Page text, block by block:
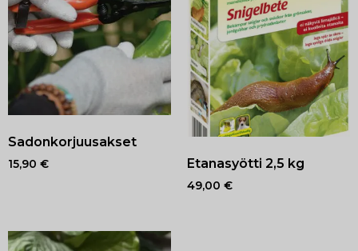
Sadonkorjuusakset
15,90 € Etanasyötti 2,5 kg
49,00 €